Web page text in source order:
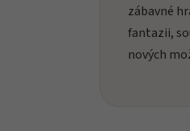
zábavné
fantazii,
nových